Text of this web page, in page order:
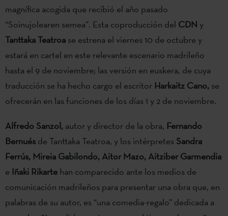
magnífica acogida que recibió el año pasado
“Soinujolearen semea”. Esta coproducción del CDN y
Tanttaka Teatroa se estrena el viernes 10 de octubre y
estará en cartel en este relevante escenario madrileño
hasta el 9 de noviembre; las versión en euskera, de cuya
traducción se ha hecho cargo el escritor Harkaitz Cano, se
ofrecerán en las funciones de los días 1 y 2 de noviembre.
Alfredo Sanzol, autor y director de la obra, Fernando
Bernués de Tanttaka Teatroa, y los intérpretes Sandra
Ferrús, Mireia Gabilondo, Aitor Mazo, Aitziber Garmendia
e Iñaki Rikarte han comparecido ante los medios de
comunicación madrileños para presentar una obra que, en
palabras de su autor, es “una comedia-regalo” dedicada a